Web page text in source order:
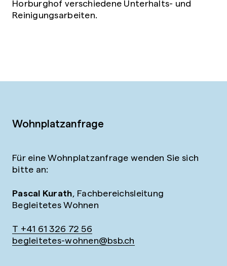
Horburghof verschiedene Unterhalts- und
Reinigungsarbeiten.
Wohnplatzanfrage
Für eine Wohnplatzanfrage wenden Sie sich
bitte an:
Pascal Kurath , Fachbereichsleitung
Begleitetes Wohnen
T +41 61 326 72 56
begleitetes-wohnen@bsb.ch